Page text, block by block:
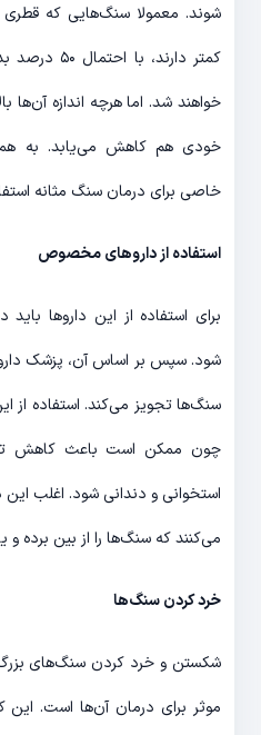
کمتر
خواهند شد. اما هرچه اندازه آن‌ها
خودی هم کاهش می‌یابد. به
خاصی برای درمان سنگ مثانه
استفاده از داروهای مخصوص
برای استفاده از این داروها
شود. سپس بر اساس آن، پزشک
سنگ‌ها تجویز می‌کند. استفاده از
چون ممکن است باعث کاهش
استخوانی و دندانی شود. اغلب این
می‌کنند که سنگ‌ها را از بین برده و
خرد کردن سنگ‌ها
شکستن و خرد کردن سنگ‌های
موثر برای درمان آن‌ها است. این